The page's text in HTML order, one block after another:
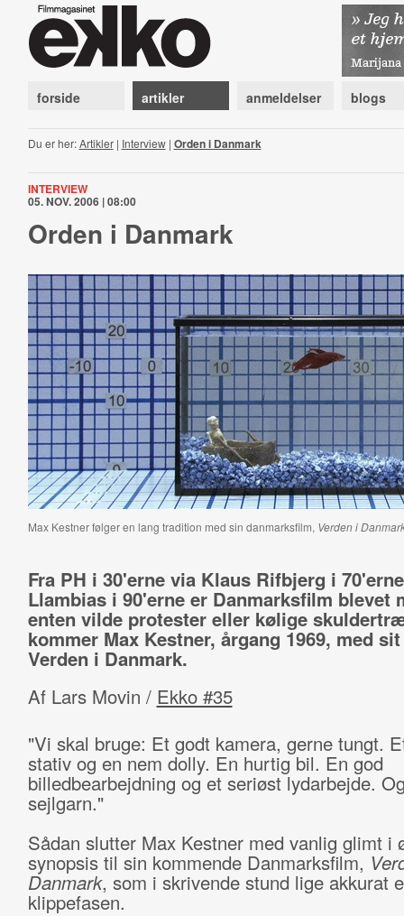
forside artikler anmeldelser blogs
Du er her:Artikler| Interview| Orden i Danmark
INTERVIEW
05. NOV. 2006 | 08:00
Orden i Danmark
Max Kestner følger en lang tradition med sin danmarksfilm, Verden i
Fra PH i 30'erne via Klaus Rifbjerg i
Llambias i 90'erne er Danmarksfilm blevet
enten vilde protester eller kølige
kommer Max Kestner, årgang 1969, med
Verden i Danmark.
Af Lars Movin / Ekko #35
"Vi skal bruge: Et godt kamera, gerne tungt.
stativ og en nem dolly. En hurtig bil. En god
billedbearbejdning og et seriøst lydarbejde.
sejlgarn."
Sådan slutter Max Kestner med vanlig glimt i
synopsis til sin kommende Danmarksfilm,
Danmark, som i skrivende stund lige akkurat
klippefasen.